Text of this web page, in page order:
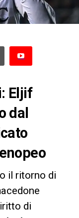
Eljif
dal
il ritorno di
di